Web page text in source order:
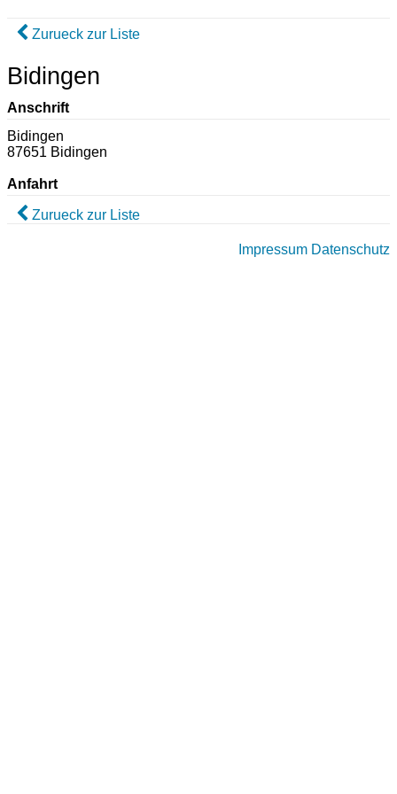
Zurueck zur Liste
Bidingen
Anschrift
Bidingen
87651 Bidingen
Anfahrt
Zurueck zur Liste
Impressum Datenschutz